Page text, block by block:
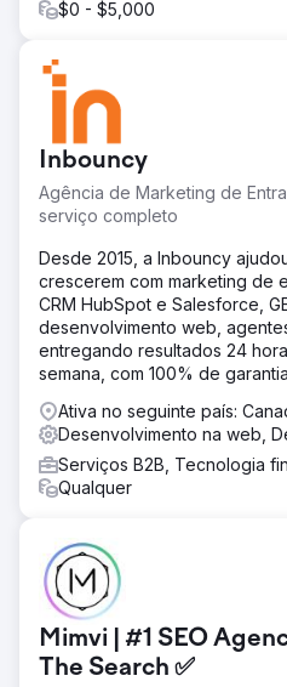
produto, partindo do completo
múltiplos canais.
conteúdo otimizado para SEO,
estrategicamente palavras-
publieditorial. Utilizando o
anúncios de conteúdo
cobertura do funil de vendas.
Multiplicamos por 5 o número
normalmente obtêm em uma
vendas começou a trabalhar
2 a 3 meses, fechou negócios
recorrente (ACV) para o
meses, adicionamos US$ 3
com essa abordagem.
Ir para a
$0 - $5,000
Inbouncy
Agência de Marketing de
serviço completo
Desde 2015, a Inbouncy
crescerem com marketing de
CRM HubSpot e Salesforce,
desenvolvimento web,
entregando resultados 24
semana, com 100% de
Ativa no seguinte país:
Desenvolvimento na web,
Serviços B2B, Tecnologia
Qualquer
Mimvi | #1 SEO
The Search ✅